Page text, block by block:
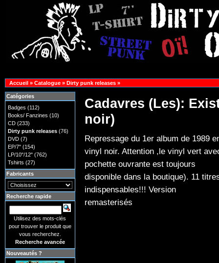
Accueil» Catalogue» Dirty punk releases»
Cadavres (Les):
noir)
Repressage du 1er album de 1989
vinyl noir. Attention ,le vinyl vert
pochette ouvrante est toujours
disponible dans la boutique). 11
indispensables!!! Version
remasterisés
Catégories
Badges (112)
Books/ Fanzines (10)
CD(233)
Dirty punk releases(76)
DVD(7)
EP/7"(154)
LP/10"/12"(762)
Tshirts (27)
Fabricants
Recherche rapide
Utilisez des mots-clés
pour trouver le produit que
vous recherchez.
Recherche avancée
Nouveautés ?